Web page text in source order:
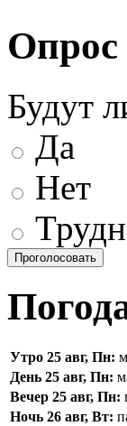
Опрос
Будут
Да
Нет
Утро 25 авг, Пн:
День 25 авг, Пн:
Вечер 25 авг, Пн:
Ночь 26 авг, Вт: